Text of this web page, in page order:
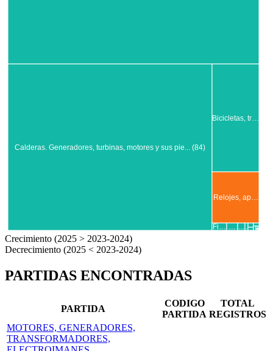
Calderas. Generadores, turbinas, motores y sus pie... (84)
Bicicletas, tr…
Relojes, ap…
Fi… … …...
.. ..
..
Crecimiento (2025 > 2023-2024)
Decrecimiento (2025 < 2023-2024)
PARTIDAS ENCONTRADAS
PARTIDA
CODIGO
PARTIDA
TOTAL
REGISTROS
MOTORES, GENERADORES,
TRANSFORMADORES,